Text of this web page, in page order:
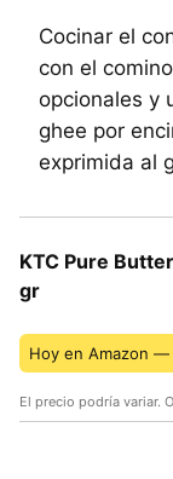
Cocinar el
con el
opcionales y
ghee por
exprimida al
KTC Pure
gr
Hoy en Amazon —
El precio podría variar.